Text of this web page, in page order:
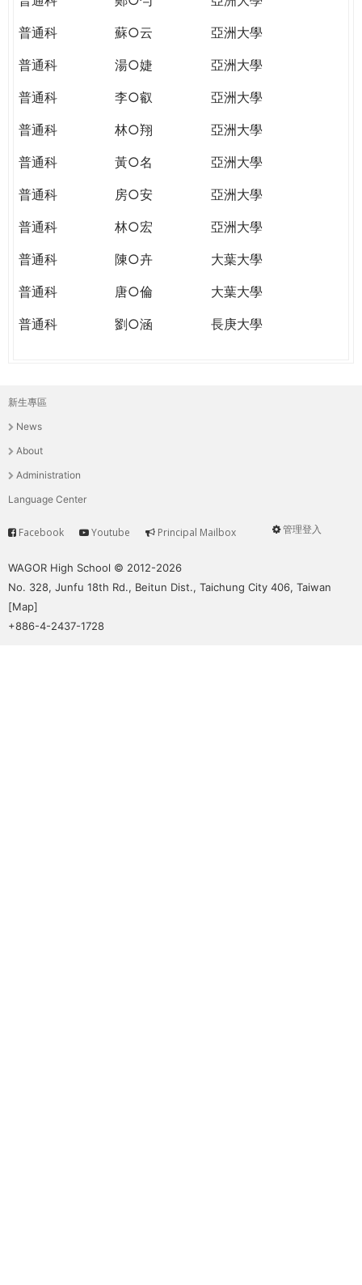
普通科
蘇○云
亞洲大學
普通科
湯○婕
亞洲大學
普通科
李○叡
亞洲大學
普通科
林○翔
亞洲大學
普通科
黃○名
亞洲大學
普通科
房○安
亞洲大學
普通科
林○宏
亞洲大學
普通科
陳○卉
大葉大學
普通科
唐○倫
大葉大學
普通科
劉○涵 長庚大學
主
選
單
新生專區
News
About
Administration
Language Center
User
管理登入
Service
Facebook Youtube Principal Mailbox
WAGOR High School © 2012-2026
No. 328, Junfu 18th Rd., Beitun Dist., Taichung City 406, Taiwan
[Map]
+886-4-2437-1728